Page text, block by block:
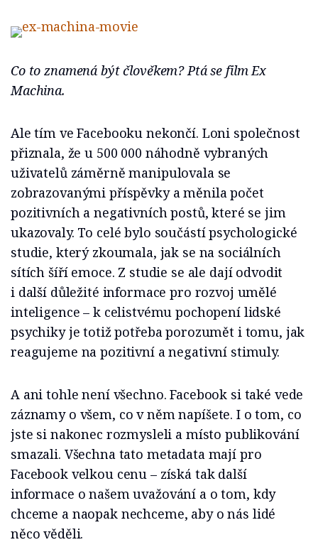
Co to znamená být člověkem? Ptá se film Ex
Machina.
Ale tím ve Facebooku nekončí. Loni společnost
přiznala, že u 500 000 náhodně vybraných
uživatelů záměrně manipulovala se
zobrazovanými příspěvky a měnila počet
pozitivních a negativních postů, které se jim
ukazovaly. To celé bylo součástí psychologické
studie, který zkoumala, jak se na sociálních
sítích šíří emoce. Z studie se ale dají odvodit
i další důležité informace pro rozvoj umělé
inteligence – k celistvému pochopení lidské
psychiky je totiž potřeba porozumět i tomu, jak
reagujeme na pozitivní a negativní stimuly.
A ani tohle není všechno. Facebook si také vede
záznamy o všem, co v něm napíšete. I o tom, co
jste si nakonec rozmysleli a místo publikování
smazali. Všechna tato metadata mají pro
Facebook velkou cenu – získá tak další
informace o našem uvažování a o tom, kdy
chceme a naopak nechceme, aby o nás lidé
něco věděli.